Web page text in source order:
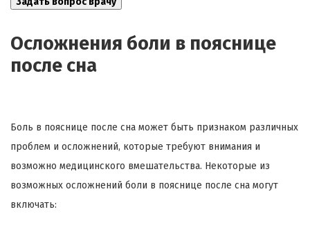
Осложнения боли в пояснице
после сна
Боль в пояснице после сна может быть признаком различных
проблем и осложнений, которые требуют внимания и
возможно медицинского вмешательства. Некоторые из
возможных осложнений боли в пояснице после сна могут
включать: